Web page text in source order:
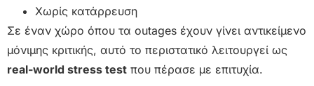
Χωρίς κατάρρευση
Σε έναν χώρο όπου τα outages έχουν γίνει αντικείμενο
μόνιμης κριτικής, αυτό το περιστατικό λειτουργεί ως
real-world stress test που πέρασε με επιτυχία.